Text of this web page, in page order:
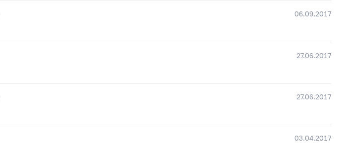
06.09.2017
27.06.2017
27.06.2017
03.04.2017